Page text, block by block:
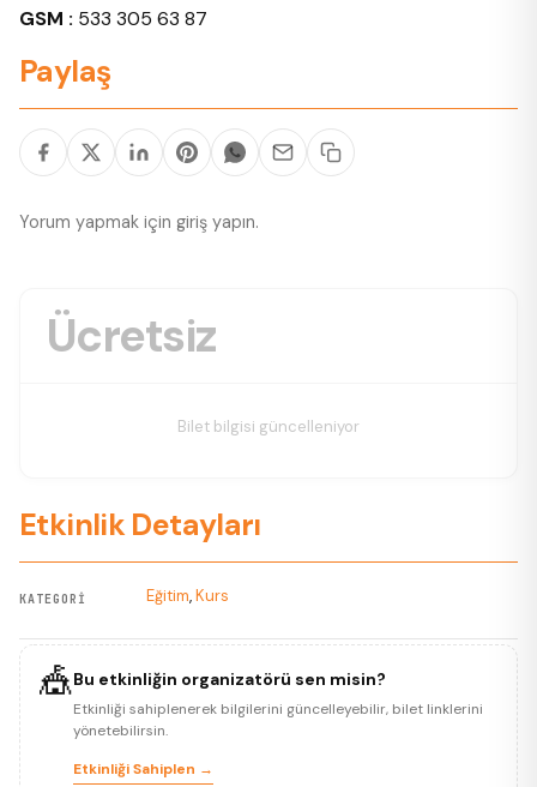
GSM : 533 305 63 87
Paylaş
Yorum yapmak için giriş yapın.
Ücretsiz
Bilet bilgisi güncelleniyor
Etkinlik Detayları
KATEGORI Eğitim,Kurs
🎪Bu etkinliğin organizatörü sen misin?
Etkinliği sahiplenerek bilgilerini güncelleyebilir, bilet linklerini
yönetebilirsin.
Etkinliği Sahiplen →